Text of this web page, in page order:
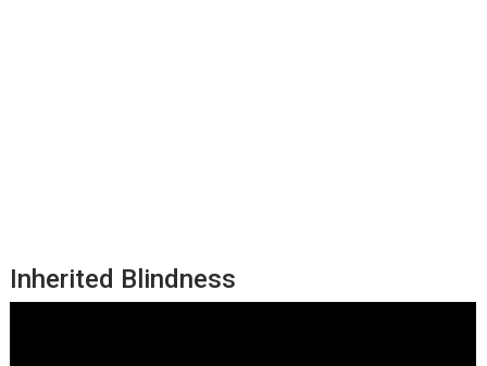
Inherited Blindness